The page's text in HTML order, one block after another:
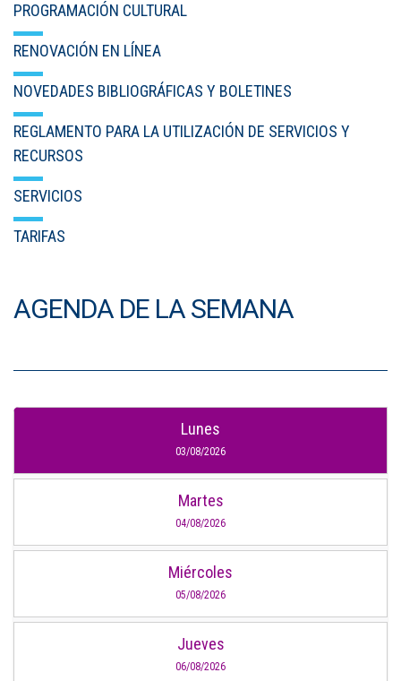
PROGRAMACIÓN CULTURAL
RENOVACIÓN EN LÍNEA
NOVEDADES BIBLIOGRÁFICAS Y BOLETINES
REGLAMENTO PARA LA UTILIZACIÓN DE SERVICIOS Y
RECURSOS
SERVICIOS
TARIFAS
AGENDA DE LA SEMANA
Lunes
03/08/2026
Martes
04/08/2026
Miércoles
05/08/2026
Jueves
06/08/2026